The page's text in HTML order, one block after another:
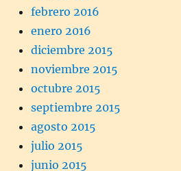
febrero 2016
enero 2016
diciembre 2015
noviembre 2015
octubre 2015
septiembre 2015
agosto 2015
julio 2015
junio 2015